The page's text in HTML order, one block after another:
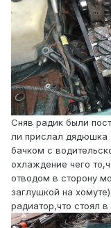
Сняв радик были
ли прислал дядюшка
бачком с
охлаждение чего
отводом в сторону
заглушкой на
радиатор,что стоял